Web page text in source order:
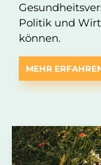
Politik und
können.
MEHR